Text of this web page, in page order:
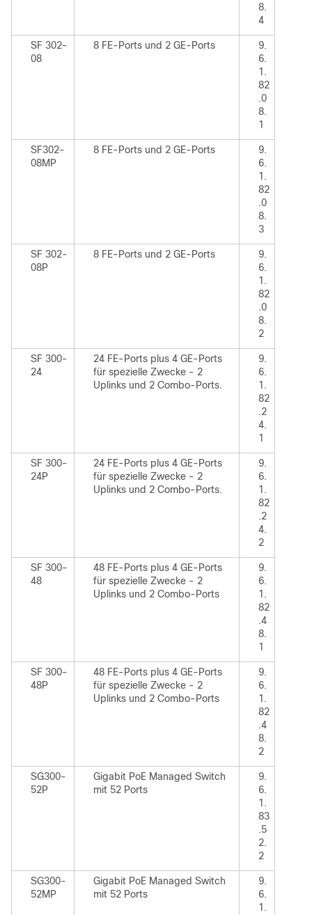
8.
4
SF 302-
08
8 FE-Ports und 2 GE-Ports
9.
6.
1.
82
.0
8.
1
SF302-
08MP
8 FE-Ports und 2 GE-Ports
9.
6.
1.
82
.0
8.
3
SF 302-
08P
8 FE-Ports und 2 GE-Ports
9.
6.
1.
82
.0
8.
2
SF 300-
24
24 FE-Ports plus 4 GE-Ports
für spezielle Zwecke - 2
Uplinks und 2 Combo-Ports.
9.
6.
1.
82
.2
4.
1
SF 300-
24P
24 FE-Ports plus 4 GE-Ports
für spezielle Zwecke - 2
Uplinks und 2 Combo-Ports.
9.
6.
1.
82
.2
4.
2
SF 300-
48
48 FE-Ports plus 4 GE-Ports
für spezielle Zwecke - 2
Uplinks und 2 Combo-Ports
9.
6.
1.
82
.4
8.
1
SF 300-
48P
48 FE-Ports plus 4 GE-Ports
für spezielle Zwecke - 2
Uplinks und 2 Combo-Ports
9.
6.
1.
82
.4
8.
2
SG300-
52P
Gigabit PoE Managed Switch
mit 52 Ports
9.
6.
1.
83
.5
2.
2
SG300-
52MP
Gigabit PoE Managed Switch
mit 52 Ports
9.
6.
1.